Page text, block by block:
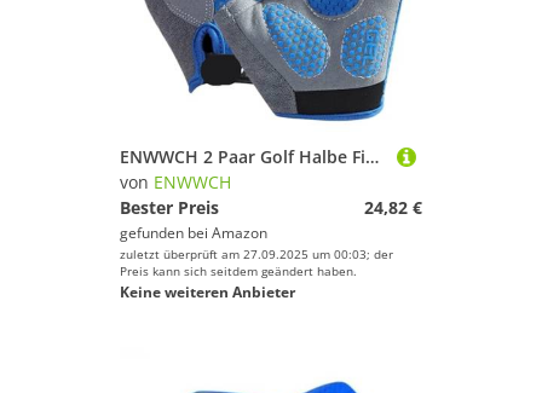
ENWWCH 2 Paar Golf Halbe Finger Handschuhe for Kinder Links Rechts Hand Handschuh Outdoor Sport Atmungsaktive Kind Für Herren(Blue,M)
von ENWWCH
Bester Preis
24,82 €
gefunden bei Amazon
zuletzt überprüft am 27.09.2025 um 00:03; der
Preis kann sich seitdem geändert haben.
Keine weiteren Anbieter